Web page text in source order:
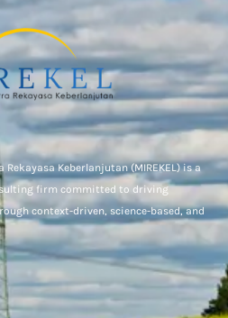
Keberlanjutan (MIREKEL) is a
firm committed to driving
context-driven, science-based, and